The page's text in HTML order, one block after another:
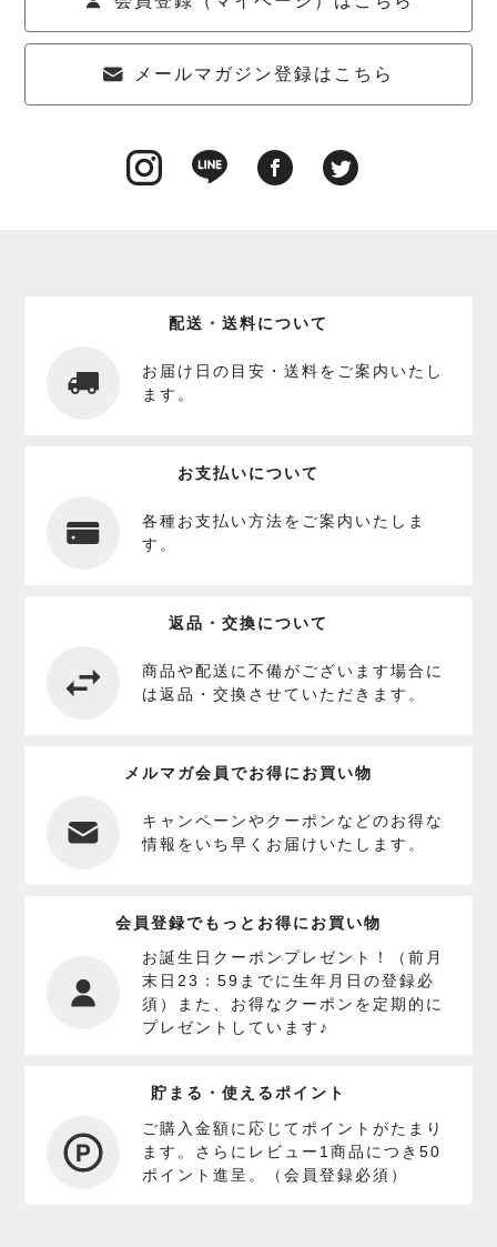
メールマガジン登録はこちら
配送・送料について
お届け日の目安・送料をご案内いたし
ます。
お支払いについて
各種お支払い方法をご案内いたしま
す。
返品・交換について
商品や配送に不備がございます場合に
は返品・交換させていただきます。
メルマガ会員でお得にお買い物
キャンペーンやクーポンなどのお得な
情報をいち早くお届けいたします。
会員登録でもっとお得にお買い物
お誕生日クーポンプレゼント！（前月
末日23：59までに生年月日の登録必
須）また、お得なクーポンを定期的に
プレゼントしています♪
貯まる・使えるポイント
ご購入金額に応じてポイントがたまり
ます。さらにレビュー1商品につき50
ポイント進呈。（会員登録必須）